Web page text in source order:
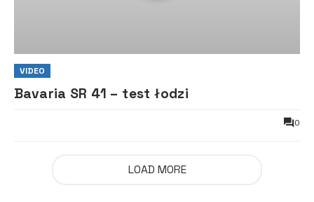
VIDEO
Bavaria SR 41 – test łodzi
0
LOAD MORE